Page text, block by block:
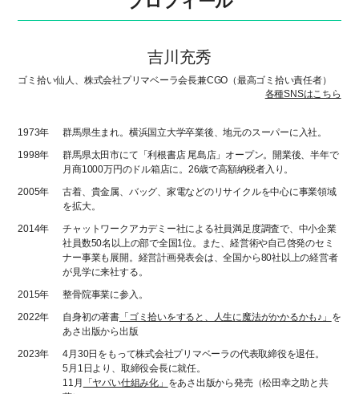
吉川充秀
ゴミ拾い仙人、株式会社プリマベーラ会長兼CGO（最高ゴミ拾い責任者）
各種SNSはこちら
1973年
群馬県生まれ。横浜国立大学卒業後、地元のスーパーに入社。
1998年
群馬県太田市にて「利根書店 尾島店」オープン。開業後、半年で
月商1000万円のドル箱店に。26歳で高額納税者入り。
2005年
古着、貴金属、バッグ、家電などのリサイクルを中心に事業領域
を拡大。
2014年
チャットワークアカデミー社による社員満足度調査で、中小企業
社員数50名以上の部で全国1位。また、経営術や自己啓発のセミ
ナー事業も展開。経営計画発表会は、全国から80社以上の経営者
が見学に来社する。
2015年
整骨院事業に参入。
2022年
自身初の著書 「ゴミ拾いをすると、人生に魔法がかかるかも♪」 を
あさ出版から出版
2023年
4月30日をもって株式会社プリマベーラの代表取締役を退任。
5月1日より、取締役会長に就任。
11月
「ヤバい仕組み化」 をあさ出版から発売（松田幸之助と共